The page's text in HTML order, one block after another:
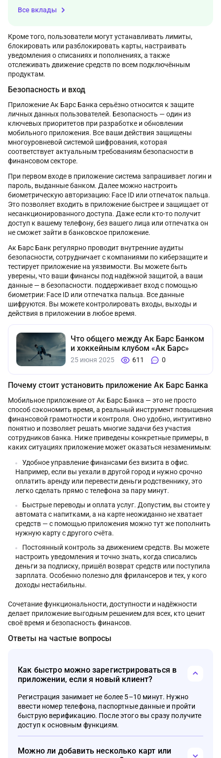
Все вклады
Кроме того, пользователи могут устанавливать лимиты,
блокировать или разблокировать карты, настраивать
уведомления о списаниях и пополнениях, а также
отслеживать движение средств по всем подключённым
продуктам.
Безопасность и вход
Приложение Ак Барс Банка серьёзно относится к защите
личных данных пользователей. Безопасность — один из
ключевых приоритетов при разработке и обновлении
мобильного приложения. Все ваши действия защищены
многоуровневой системой шифрования, которая
соответствует актуальным требованиям безопасности в
финансовом секторе.
При первом входе в приложение система запрашивает логин и
пароль, выданные банком. Далее можно настроить
биометрическую авторизацию: Face ID или отпечаток пальца.
Это позволяет входить в приложение быстрее и защищает от
несанкционированного доступа. Даже если кто-то получит
доступ к вашему телефону, без вашего лица или отпечатка он
не сможет зайти в банковское приложение.
Ак Барс Банк регулярно проводит внутренние аудиты
безопасности, сотрудничает с компаниями по киберзащите и
тестирует приложение на уязвимости. Вы можете быть
уверены, что ваши финансы под надёжной защитой, а ваши
данные — в безопасности. поддерживает вход с помощью
биометрии: Face ID или отпечатка пальца. Все данные
шифруются. Вы можете контролировать входы, выходы и
действия в приложении в любое время.
Что общего между Ак Барс Банком
и хоккейным клубом «Ак Барс»
25 июня 2025 611 0
Почему стоит установить приложение Ак Барс Банка
Мобильное приложение от Ак Барс Банка — это не просто
способ сэкономить время, а реальный инструмент повышения
финансовой грамотности и контроля. Оно удобно, интуитивно
понятно и позволяет решать многие задачи без участия
сотрудников банка. Ниже приведены конкретные примеры, в
каких ситуациях приложение может оказаться незаменимым:
Удобное управление финансами без визита в офис.
Например, если вы уехали в другой город и нужно срочно
оплатить аренду или перевести деньги родственнику, это
легко сделать прямо с телефона за пару минут.
Быстрые переводы и оплата услуг. Допустим, вы стоите у
автомата с напитками, а на карте неожиданно не хватает
средств — с помощью приложения можно тут же пополнить
нужную карту с другого счёта.
Постоянный контроль за движением средств. Вы можете
настроить уведомления и точно знать, когда списались
деньги за подписку, пришёл возврат средств или поступила
зарплата. Особенно полезно для фрилансеров и тех, у кого
доходы нестабильны.
Сочетание функциональности, доступности и надёжности
делает приложение выгодным решением для всех, кто ценит
своё время и безопасность финансов.
Ответы на частые вопросы
Как быстро можно зарегистрироваться в
приложении, если я новый клиент?
Регистрация занимает не более 5–10 минут. Нужно
ввести номер телефона, паспортные данные и пройти
быструю верификацию. После этого вы сразу получите
доступ к основным функциям.
Можно ли добавить несколько карт или